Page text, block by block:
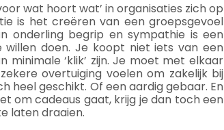
wat hoort wat’ in organisaties zich op
is het creëren van een groepsgevoel
onderling begrip en sympathie is een
doen. Je koopt niet iets van een
‘klik’ zijn. Je moet met elkaar
overtuiging voelen om zakelijk bij
heel geschikt. Of een aardig gebaar. En
om cadeaus gaat, krijg je dan toch een
laten draaien.